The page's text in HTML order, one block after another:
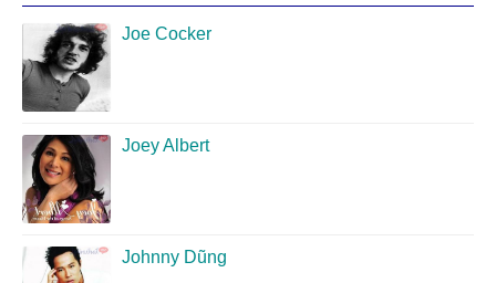
Joe Cocker
Joey Albert
Johnny Dũng